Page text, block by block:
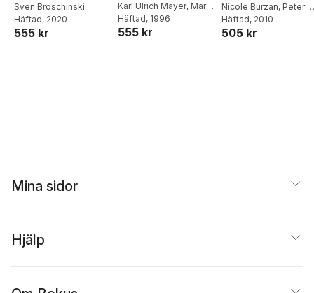
n in Europa
Sven Broschinski
Häftad, 2020
555 kr
Karl Ulrich Mayer, Martin
Diewald
Häftad, 1996
555 kr
Mitte
Nicole Burzan, Peter A.
Berger
Häftad, 2010
505 kr
Mina sidor
Hjälp